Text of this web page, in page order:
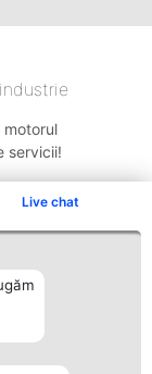
Live chat
motorul
servicii!